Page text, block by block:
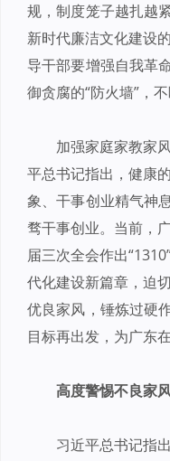
规，制度笼子越扎越
新时代廉洁文化建设
导干部要增强自我革
御贪腐的“防火墙”，
加强家庭家教家
平总书记指出，健康
象、干事创业精气神
骛干事创业。当前，
届三次全会作出
代化建设新篇章，迫
优良家风，锤炼过硬
目标再出发，为广东
高度警惕不良家
习近平总书记指